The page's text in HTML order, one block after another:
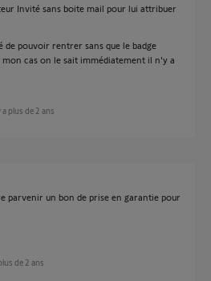
Invité sans boite mail pour lui attribuer
pouvoir rentrer sans que le badge
cas on le sait immédiatement il n'y a
a plus de 2 ans
parvenir un bon de prise en garantie pour
de 2 ans